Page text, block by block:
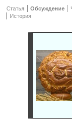
Статья Обсуждение
История